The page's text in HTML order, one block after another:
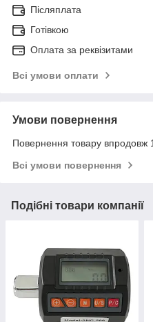
Післяплата
Готівкою
Оплата за реквізитами
Всі умови оплати
Умови повернення
Повернення товару впродовж
Всі умови повернення
Подібні товари компанії